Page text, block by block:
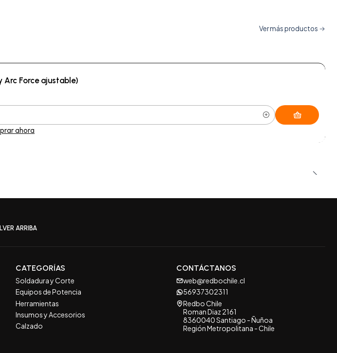
Ver más productos
Force ajustable)
ahora
ARRIBA
CATEGORÍAS
Soldadura y Corte
Equipos de Potencia
Herramientas
Insumos y Accesorios
Calzado
CONTÁCTANOS
web@redbochile.cl
56937302311
Redbo Chile
Roman Diaz 2161
8360040 Santiago - Ñuñoa
Región Metropolitana - Chile